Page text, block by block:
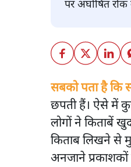
पर अघोषित रोक
सबको पता है कि
छपती हैं। ऐसे में
लोगों ने किताबें
किताब लिखने से
अनजाने